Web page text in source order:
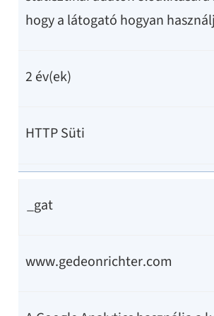
hogy a látogató hogyan
2 év(ek)
HTTP Süti
_gat
www.gedeonrichter.com